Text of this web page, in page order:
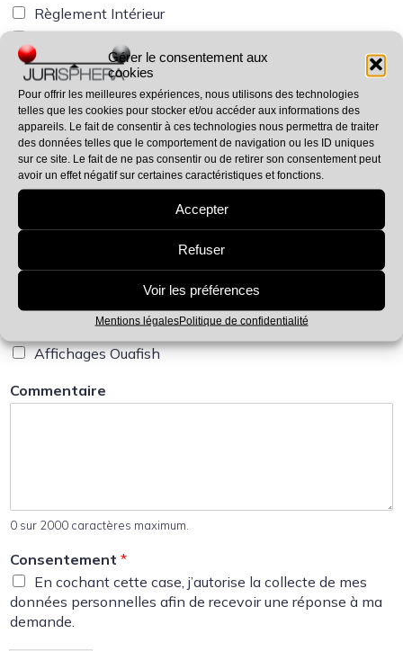
Gérer le consentement aux
cookies
Pour offrir les meilleures expériences, nous utilisons des technologies
telles que les cookies pour stocker et/ou accéder aux informations des
appareils. Le fait de consentir à ces technologies nous permettra de traiter
des données telles que le comportement de navigation ou les ID uniques
sur ce site. Le fait de ne pas consentir ou de retirer son consentement peut
avoir un effet négatif sur certaines caractéristiques et fonctions.
Accepter
Refuser
Voir les préférences
Mentions légalesPolitique de confidentialité
Règlement Intérieur
Formation RSSTO
Audit Télétravail
PAPRIPACT
Pack Coactivité
Pack Entretiens Individuels
Protocole de Sécurité
Affichage Obligatoire
RGPD – Registre Activités de Traitement
RGPD – Clauses Informations
Affichages Ouafish
Commentaire
0 sur 2000 caractères maximum.
Consentement *
En cochant cette case, j’autorise la collecte de mes
données personnelles afin de recevoir une réponse à ma
demande.